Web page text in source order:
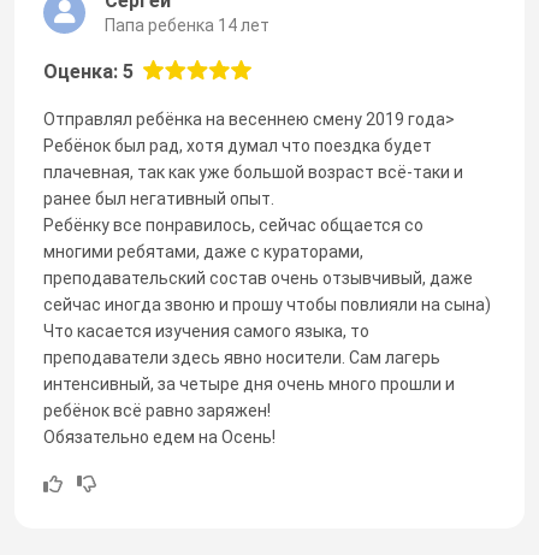
Папа ребенка 14 лет
Оценка: 5
Отправлял ребёнка на весеннею смену 2019 года>
Ребёнок был рад, хотя думал что поездка будет
плачевная, так как уже большой возраст всё-таки и
ранее был негативный опыт.
Ребёнку все понравилось, сейчас общается со
многими ребятами, даже с кураторами,
преподавательский состав очень отзывчивый, даже
сейчас иногда звоню и прошу чтобы повлияли на сына)
Что касается изучения самого языка, то
преподаватели здесь явно носители. Сам лагерь
интенсивный, за четыре дня очень много прошли и
ребёнок всё равно заряжен!
Обязательно едем на Осень!